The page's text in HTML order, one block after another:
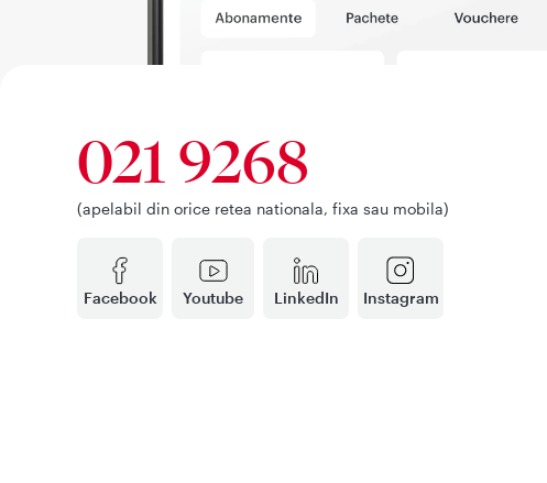
Facebook Youtube LinkedIn Instagram
021 9268
(apelabil din orice retea nationala, fixa sau mobila)